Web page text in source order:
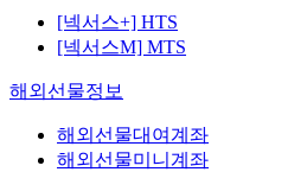
[넥서스+] HTS
[넥서스M] MTS
해외선물정보
해외선물대여계좌
해외선물미니계좌